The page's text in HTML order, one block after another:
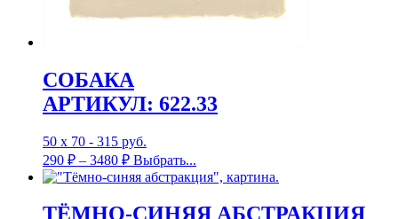
СОБАКА
АРТИКУЛ: 622.33
50 х 70 - 315 руб.
290 ₽ – 3480 ₽ Выбрать...
ТЁМНО-СИНЯЯ АБСТРАКЦИЯ